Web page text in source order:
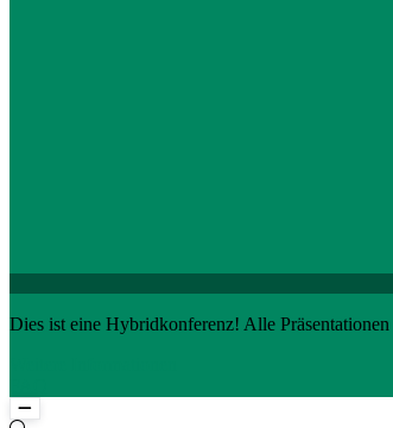
Dies ist eine Hybridkonferenz! Alle